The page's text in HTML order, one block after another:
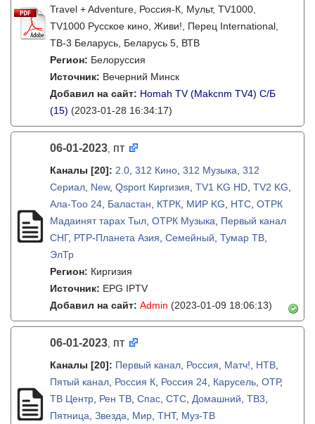
Travel + Adventure, Россия-К, Мульт, TV1000,
TV1000 Русское кино, Живи!, Перец International,
ТВ-3 Беларусь, Беларусь 5, ВТВ
Регион: Белоруссия
Источник: Вечерний Минск
Добавил на сайт: Homah TV (Makcnm TV4) C/Б
(15) (2023-01-28 16:34:17)
06-01-2023, пт
Каналы [20]: 2.0 312 Кино 312 Музыка 312
Сериал New, Qsport Киргизия TV1 KG HD TV2 KG
Ала-Тоо 24 Баластан КТРК МИР KG НТС ОТРК
Мадаинят тарах Тыл ОТРК Музыка
Первый канал
СНГ, РТР-Планета Азия Семейный Тумар ТВ
ЭлТр
Регион: Киргизия
Источник: EPG IPTV
Добавил на сайт: Admin (2023-01-09 18:06:13)
06-01-2023, пт
Каналы [20]: Первый канал Россия Матч! НТВ
Пятый канал Россия К Россия 24 Карусель ОТР,
ТВ Центр Рен ТВ Спас СТС Домашний ТВ3
Пятница Звезда Мир ТНТ, Муз-ТВ